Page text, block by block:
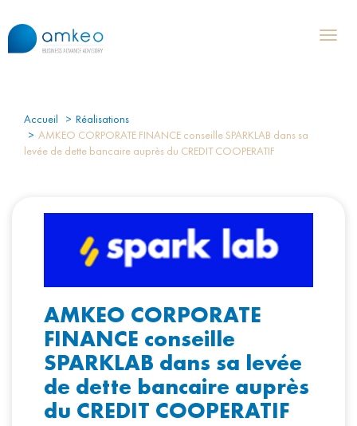
Accueil
Réalisations
AMKEO CORPORATE FINANCE conseille SPARKLAB dans sa
levée de dette bancaire auprès du CREDIT COOPERATIF
AMKEO CORPORATE
FINANCE conseille
SPARKLAB dans sa levée
de dette bancaire auprès
du CREDIT COOPERATIF